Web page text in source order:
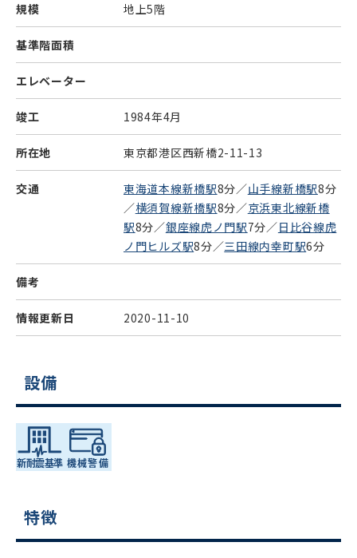
規模 地上5階
基準階面積
エレベーター
竣工 1984年4月
所在地 東京都港区西新橋2-11-13
交通 東海道本線新橋駅8分／山手線新橋駅8分
／横須賀線新橋駅8分／京浜東北線新橋
駅8分／銀座線虎ノ門駅7分／日比谷線虎
ノ門ヒルズ駅8分／三田線内幸町駅6分
備考
情報更新日 2020-11-10
設備
特徴